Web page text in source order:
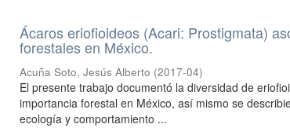
Ácaros eriofioideos (Acari: Prostigmata)
forestales en México.
Acuña Soto, Jesús Alberto (2017-04)
El presente trabajo documentó la diversidad de
importancia forestal en México, así mismo se
ecología y comportamiento ...